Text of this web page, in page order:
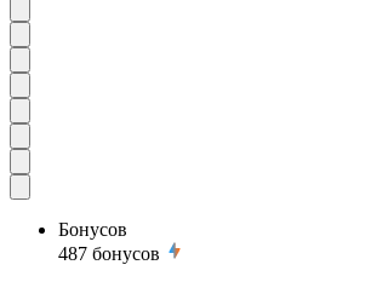
Бонусов
487 бонусов